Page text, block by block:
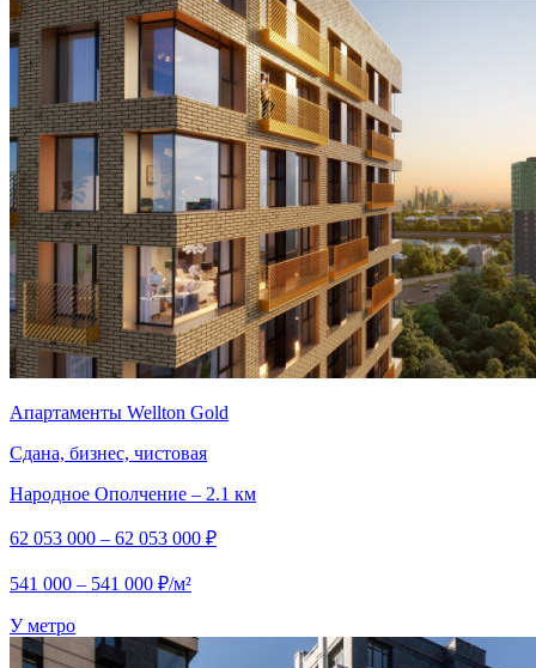
Апартаменты Wellton Gold
Сдана, бизнес, чистовая
Народное Ополчение – 2.1 км
62 053 000 – 62 053 000 ₽
541 000 – 541 000 ₽/м²
У метро